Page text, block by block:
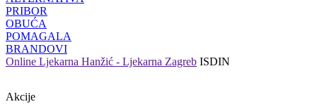
PRIBOR
OBUĆA
POMAGALA
BRANDOVI
Online Ljekarna Hanžić - Ljekarna Zagreb ISDIN
Akcije